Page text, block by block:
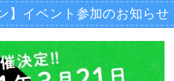
】イベント参加のお知らせ